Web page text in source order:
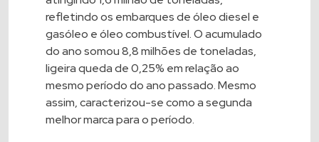
refletindo os embarques de óleo diesel e
gasóleo e óleo combustível. O acumulado
do ano somou 8,8 milhões de toneladas,
ligeira queda de 0,25% em relação ao
mesmo período do ano passado. Mesmo
assim, caracterizou-se como a segunda
melhor marca para o período.